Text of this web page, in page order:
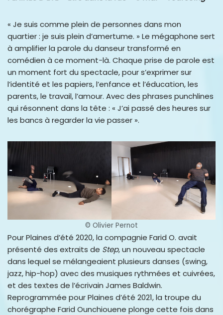
« Je suis comme plein de personnes dans mon
quartier : je suis plein d’amertume. » Le mégaphone sert
à amplifier la parole du danseur transformé en
comédien à ce moment-là. Chaque prise de parole est
un moment fort du spectacle, pour s’exprimer sur
l’identité et les papiers, l’enfance et l’éducation, les
parents, le travail, l’amour. Avec des phrases punchlines
qui résonnent dans la tête : « J’ai passé des heures sur
les bancs à regarder la vie passer ».
© Olivier Pernot
Pour Plaines d’été 2020, la compagnie Farid O. avait
présenté des extraits de Step, un nouveau spectacle
dans lequel se mélangeaient plusieurs danses (swing,
jazz, hip-hop) avec des musiques rythmées et cuivrées,
et des textes de l’écrivain James Baldwin.
Reprogrammée pour Plaines d’été 2021, la troupe du
chorégraphe Farid Ounchiouene plonge cette fois dans